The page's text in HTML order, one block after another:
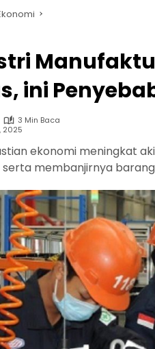
ini
3 Min Baca
2025
ekonomi meningkat
membanjirnya